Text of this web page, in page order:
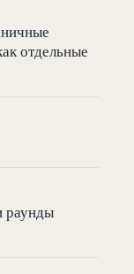
отдельные
раунды